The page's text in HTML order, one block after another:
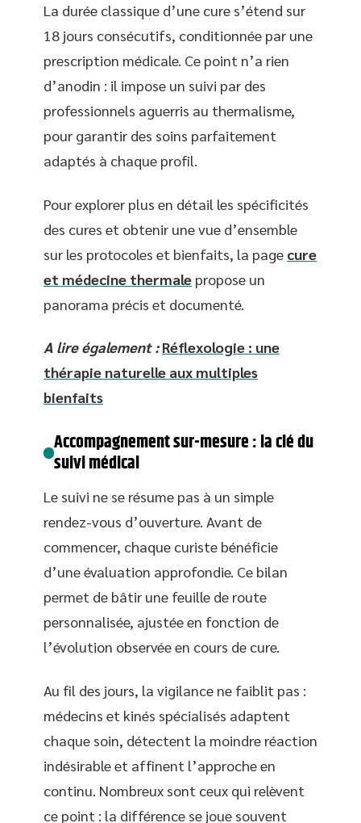
La durée classique d’une cure s’étend sur
18 jours consécutifs, conditionnée par une
prescription médicale. Ce point n’a rien
d’anodin : il impose un suivi par des
professionnels aguerris au thermalisme,
pour garantir des soins parfaitement
adaptés à chaque profil.
Pour explorer plus en détail les spécificités
des cures et obtenir une vue d’ensemble
sur les protocoles et bienfaits, la page cure
et médecine thermale propose un
panorama précis et documenté.
A lire également : Réflexologie : une
thérapie naturelle aux multiples
bienfaits
Accompagnement sur-mesure : la clé du
suivi médical
Le suivi ne se résume pas à un simple
rendez-vous d’ouverture. Avant de
commencer, chaque curiste bénéficie
d’une évaluation approfondie. Ce bilan
permet de bâtir une feuille de route
personnalisée, ajustée en fonction de
l’évolution observée en cours de cure.
Au fil des jours, la vigilance ne faiblit pas :
médecins et kinés spécialisés adaptent
chaque soin, détectent la moindre réaction
indésirable et affinent l’approche en
continu. Nombreux sont ceux qui relèvent
ce point : la différence se joue souvent